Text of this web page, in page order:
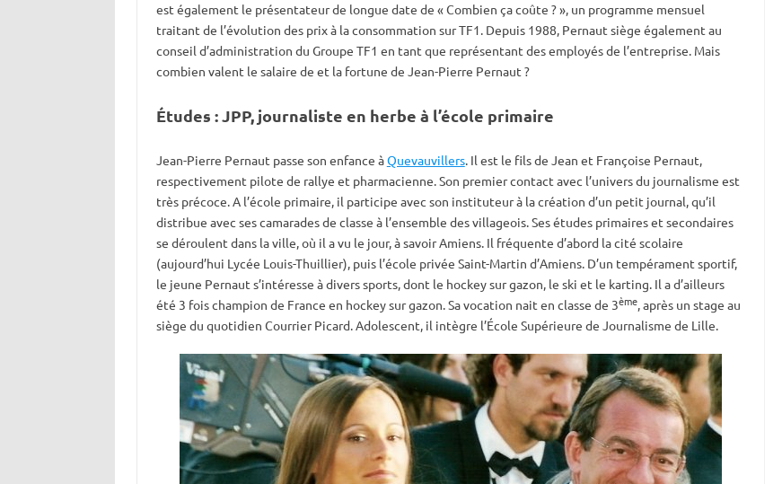
est également le présentateur de longue date de « Combien ça coûte ? », un programme mensuel
traitant de l’évolution des prix à la consommation sur TF1. Depuis 1988, Pernaut siège également au
conseil d’administration du Groupe TF1 en tant que représentant des employés de l’entreprise. Mais
combien valent le salaire de et la fortune de Jean-Pierre Pernaut ?
Études : JPP, journaliste en herbe à l’école primaire
Jean-Pierre Pernaut passe son enfance àQuevauvillers. Il est le fils de Jean et Françoise Pernaut,
respectivement pilote de rallye et pharmacienne. Son premier contact avec l’univers du journalisme est
très précoce. A l’école primaire, il participe avec son instituteur à la création d’un petit journal, qu’il
distribue avec ses camarades de classe à l’ensemble des villageois. Ses études primaires et secondaires
se déroulent dans la ville, où il a vu le jour, à savoir Amiens. Il fréquente d’abord la cité scolaire
(aujourd’hui Lycée Louis-Thuillier), puis l’école privée Saint-Martin d’Amiens. D’un tempérament sportif,
le jeune Pernaut s’intéresse à divers sports, dont le hockey sur gazon, le ski et le karting. Il a d’ailleurs
été 3 fois champion de France en hockey sur gazon. Sa vocation nait en classe de 3ème, après un stage au
siège du quotidien Courrier Picard. Adolescent, il intègre l’École Supérieure de Journalisme de Lille.